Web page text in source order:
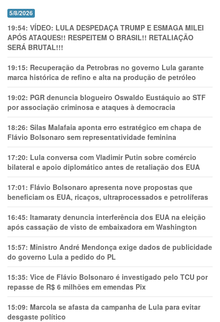
5/8/2026
19:54: VÍDEO: LULA DESPEDAÇA TRUMP E ESMAGA MILEI
APÓS ATAQUES!! RESPEITEM O BRASIL!! RETALIAÇÃO
SERÁ BRUTAL!!!
19:15: Recuperação da Petrobras no governo Lula garante
marca histórica de refino e alta na produção de petróleo
19:02: PGR denuncia blogueiro Oswaldo Eustáquio ao STF
por associação criminosa e ataques à democracia
18:26: Silas Malafaia aponta erro estratégico em chapa de
Flávio Bolsonaro sem representatividade feminina
17:20: Lula conversa com Vladimir Putin sobre comércio
bilateral e apoio diplomático antes de retaliação dos EUA
17:01: Flávio Bolsonaro apresenta nove propostas que
beneficiam os EUA, ricaços, ultraprocessados e petrolíferas
16:45: Itamaraty denuncia interferência dos EUA na eleição
após cassação de visto de embaixadora em Washington
15:57: Ministro André Mendonça exige dados de publicidade
do governo Lula a pedido do PL
15:35: Vice de Flávio Bolsonaro é investigado pelo TCU por
repasse de R$ 6 milhões em emendas Pix
15:09: Marcola se afasta da campanha de Lula para evitar
desgaste político